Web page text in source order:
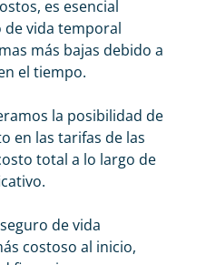
es esencial
de vida temporal
más bajas debido a
el tiempo.
la posibilidad de
en las tarifas de las
total a lo largo de
de vida
costoso al inicio,